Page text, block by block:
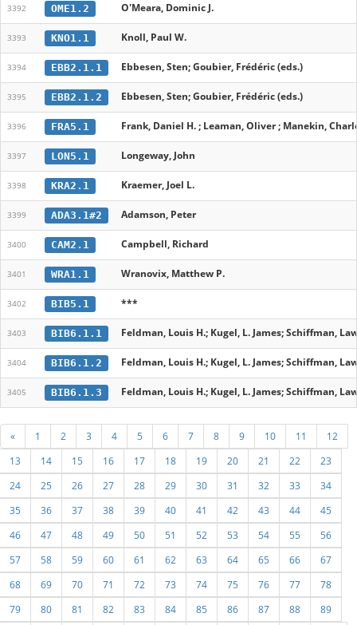
3392 OME1.2 O'Meara, Dominic J.
3393 KNO1.1 Knoll, Paul W.
3394 EBB2.1.1 Ebbesen, Sten; Goubier, Frédéric (eds.)
3395 EBB2.1.2 Ebbesen, Sten; Goubier, Frédéric (eds.)
3396 FRA5.1 Frank, Daniel H. ; Leaman, Oliver ; Manekin,
3397 LON5.1 Longeway, John
3398 KRA2.1 Kraemer, Joel L.
3399 ADA3.1#2 Adamson, Peter
3400 CAM2.1 Campbell, Richard
3401 WRA1.1 Wranovix, Matthew P.
3402 BIB5.1 ***
3403 BIB6.1.1 Feldman, Louis H.; Kugel, L. James; Schiffman,
3404 BIB6.1.2 Feldman, Louis H.; Kugel, L. James; Schiffman,
3405 BIB6.1.3 Feldman, Louis H.; Kugel, L. James; Schiffman,
« 1 2 3 4 5 6 7 8 9 10 11
12
13
14 15 16 17 18 19 20 21 22
23
24
25 26 27 28 29 30 31 32 33
34
35
36 37 38 39 40 41 42 43 44
45
46
47 48 49 50 51 52 53 54 55
56
57
58 59 60 61 62 63 64 65 66
67
68
69 70 71 72 73 74 75 76 77
78
79
80 81 82 83 84 85 86 87 88 89